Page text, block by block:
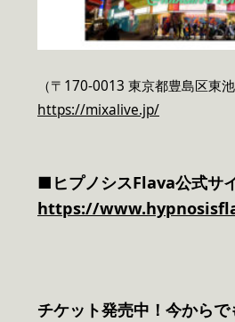
（〒170-0013 東京都豊島区東
https://mixalive.jp/
■ヒプノシスFlava公式サ
https://
チケット発売中！今から